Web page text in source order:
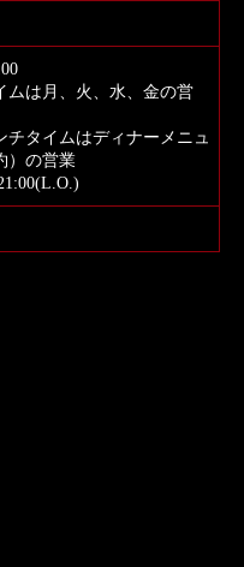
は月、火、水、金の営
タイムはディナーメニュ
）の営業